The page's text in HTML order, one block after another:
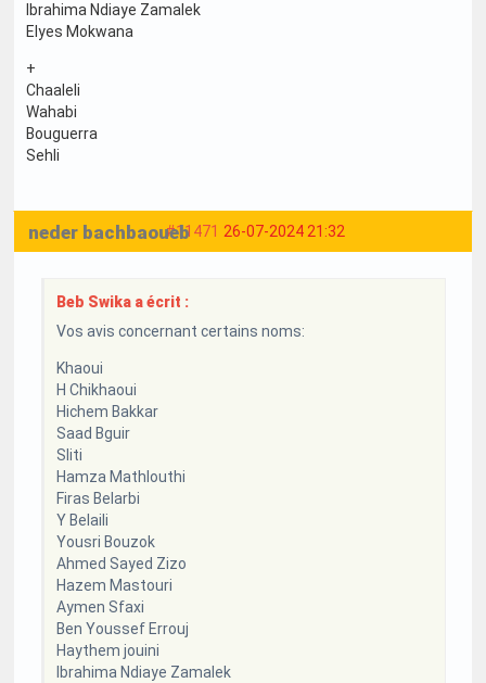
Ibrahima Ndiaye Zamalek
Elyes Mokwana
+
Chaaleli
Wahabi
Bouguerra
Sehli
#11471 26-07-2024 21:32
neder bachbaoueb
Beb Swika a écrit :
Vos avis concernant certains noms:
Khaoui
H Chikhaoui
Hichem Bakkar
Saad Bguir
Sliti
Hamza Mathlouthi
Firas Belarbi
Y Belaili
Yousri Bouzok
Ahmed Sayed Zizo
Hazem Mastouri
Aymen Sfaxi
Ben Youssef Errouj
Haythem jouini
Ibrahima Ndiaye Zamalek